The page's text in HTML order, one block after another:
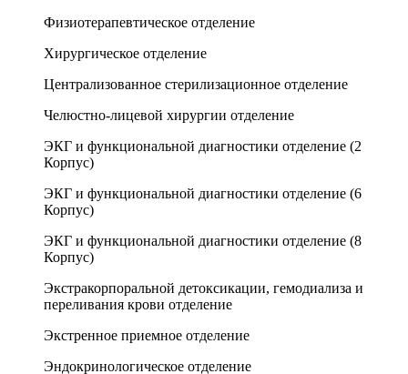
Физиотерапевтическое отделение
Хирургическое отделение
Централизованное стерилизационное отделение
Челюстно-лицевой хирургии отделение
ЭКГ и функциональной диагностики отделение (2
Корпус)
ЭКГ и функциональной диагностики отделение (6
Корпус)
ЭКГ и функциональной диагностики отделение (8
Корпус)
Экстракорпоральной детоксикации, гемодиализа и
переливания крови отделение
Экстренное приемное отделение
Эндокринологическое отделение